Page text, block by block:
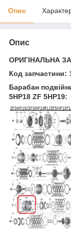
Опис
Опис
ОРИГІНАЛЬНА
Код запчастини:
Барабан
5HP18 ZF 5HP19: